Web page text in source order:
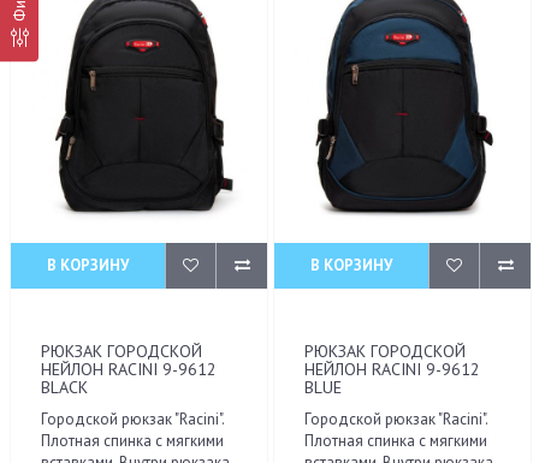
В КОРЗИНУ
РЮКЗАК ГОРОДСКОЙ
НЕЙЛОН RACINI 9-9612
BLACK
Городской рюкзак "Racini".
Плотная спинка с мягкими
В КОРЗИНУ
РЮКЗАК ГОРОДСКОЙ
НЕЙЛОН RACINI 9-9612
BLUE
Городской рюкзак "Racini".
Плотная спинка с мягкими